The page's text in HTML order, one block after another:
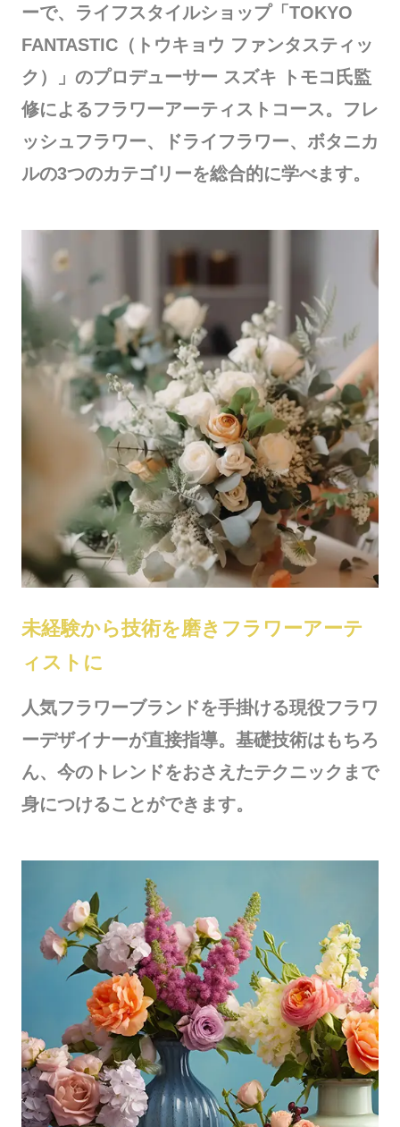
ーで、ライフスタイルショップ「TOKYO
FANTASTIC（トウキョウ ファンタスティッ
ク）」のプロデューサー スズキ トモコ氏監
修によるフラワーアーティストコース。フレ
ッシュフラワー、ドライフラワー、ボタニカ
ルの3つのカテゴリーを総合的に学べます。
未経験から技術を磨きフラワーアーテ
ィストに
人気フラワーブランドを手掛ける現役フラワ
ーデザイナーが直接指導。基礎技術はもちろ
ん、今のトレンドをおさえたテクニックまで
身につけることができます。